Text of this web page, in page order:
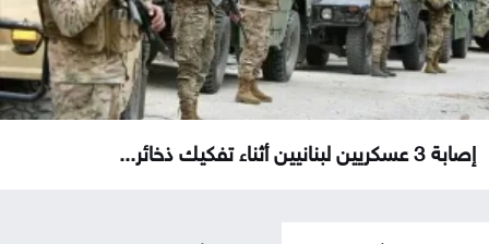
إصابة 3 عسكريين لبنانيين أثناء تفكيك ذخائر...